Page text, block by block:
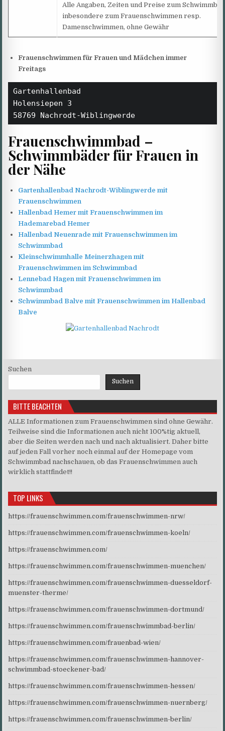
Alle Angaben, Zeiten und Preise zum
inbesondere zum Frauenschwimmen resp.
Damenschwimmen, ohne Gewähr
Frauenschwimmen für Frauen und Mädchen immer
Freitags
Gartenhallenbad
Holensiepen 3
58769 Nachrodt-Wiblingwerde
Frauenschwimmbad –
Schwimmbäder für Frauen in
der Nähe
Gartenhallenbad Nachrodt-Wiblingwerde mit
Frauenschwimmen
Hallenbad Hemer mit Frauenschwimmen im
Hademarebad Hemer
Hallenbad Neuenrade mit Frauenschwimmen im
Schwimmbad
Kleinschwimmhalle Meinerzhagen mit
Frauenschwimmen im Schwimmbad
Lennebad Hagen mit Frauenschwimmen im
Schwimmbad
Schwimmbad Balve mit Frauenschwimmen im Hallenbad
Balve
Suchen
Suchen
BITTE BEACHTEN
ALLE Informationen zum Frauenschwimmen sind ohne Gewähr.
Teilweise sind die Informationen auch nicht 100%tig aktuell,
aber die Seiten werden nach und nach aktualisiert. Daher bitte
auf jeden Fall vorher noch einmal auf der Homepage vom
Schwimmbad nachschauen, ob das Frauenschwimmen auch
wirklich stattfindet!!
TOP LINKS
https://frauenschwimmen.com/frauenschwimmen-nrw/
https://frauenschwimmen.com/frauenschwimmen-koeln/
https://frauenschwimmen.com/
https://frauenschwimmen.com/frauenschwimmen-muenchen/
https://frauenschwimmen.com/frauenschwimmen-duesseldorf-
muenster-therme/
https://frauenschwimmen.com/frauenschwimmen-dortmund/
https://frauenschwimmen.com/frauenschwimmbad-berlin/
https://frauenschwimmen.com/frauenbad-wien/
https://frauenschwimmen.com/frauenschwimmen-hannover-
schwimmbad-stoeckener-bad/
https://frauenschwimmen.com/frauenschwimmen-hessen/
https://frauenschwimmen.com/frauenschwimmen-nuernberg/
https://frauenschwimmen.com/frauenschwimmen-berlin/